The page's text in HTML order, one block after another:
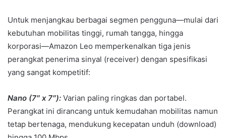
Untuk menjangkau berbagai segmen pengguna—mulai dari
kebutuhan mobilitas tinggi, rumah tangga, hingga
korporasi—Amazon Leo memperkenalkan tiga jenis
perangkat penerima sinyal (receiver) dengan spesifikasi
yang sangat kompetitif:
Nano (7″ x 7″): Varian paling ringkas dan portabel.
Perangkat ini dirancang untuk kemudahan mobilitas namun
tetap bertenaga, mendukung kecepatan unduh (download)